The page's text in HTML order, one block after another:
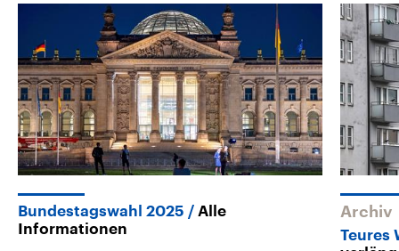
Bundestagswahl 2025
Alle
Informationen
Archiv
Teures